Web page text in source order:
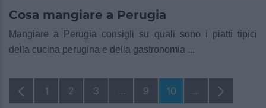
Cosa mangiare a Perugia
Mangiare a Perugia consigli su quali sono i piatti tipici
della cucina perugina e della gastronomia ...
1 2 3 … 9 10 …